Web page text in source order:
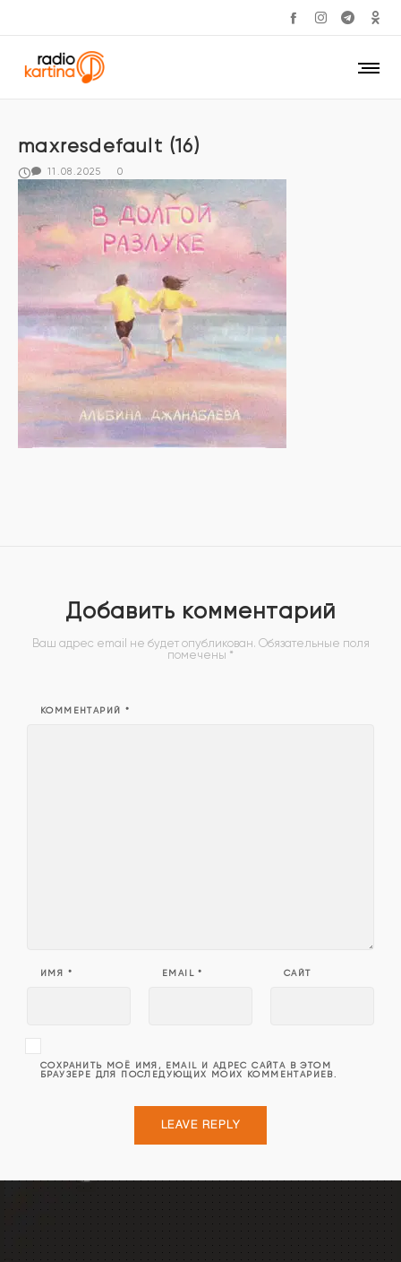
maxresdefault (16)
11.08.2025 0
Добавить комментарий
Ваш адрес email не будет опубликован. Обязательные поля
помечены *
КОММЕНТАРИЙ *
ИМЯ * EMAIL* САЙТ
СОХРАНИТЬ МОЁ ИМЯ, EMAIL И АДРЕС САЙТА В ЭТОМ
БРАУЗЕРЕ ДЛЯ ПОСЛЕДУЮЩИХ МОИХ КОММЕНТАРИЕВ.